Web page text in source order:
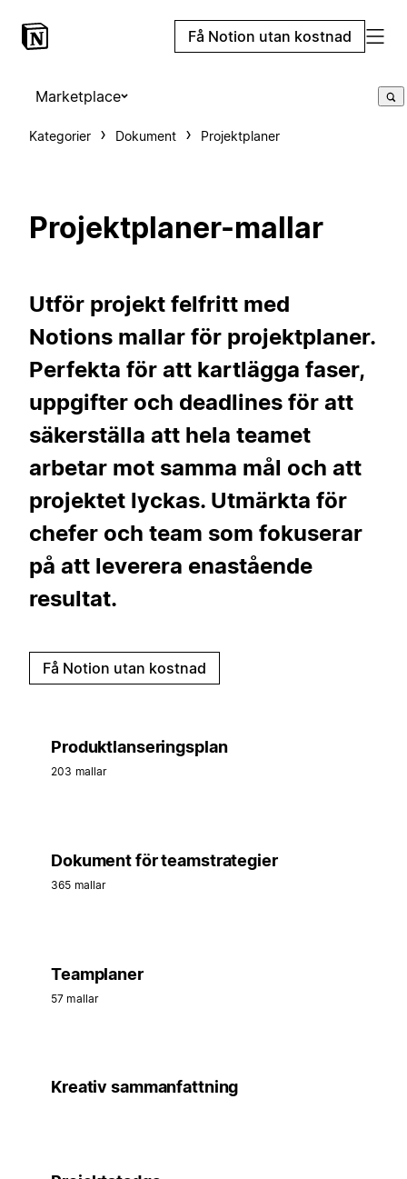
Få Notion utan kostnad
Marketplace
Kategorier Dokument Projektplaner
Projektplaner-mallar
Utför projekt felfritt med
Notions mallar för projektplaner.
Perfekta för att kartlägga faser,
uppgifter och deadlines för att
säkerställa att hela teamet
arbetar mot samma mål och att
projektet lyckas. Utmärkta för
chefer och team som fokuserar
på att leverera enastående
resultat.
Få Notion utan kostnad
Produktlanseringsplan
203 mallar
Dokument för teamstrategier
365 mallar
Teamplaner
57 mallar
Kreativ sammanfattning